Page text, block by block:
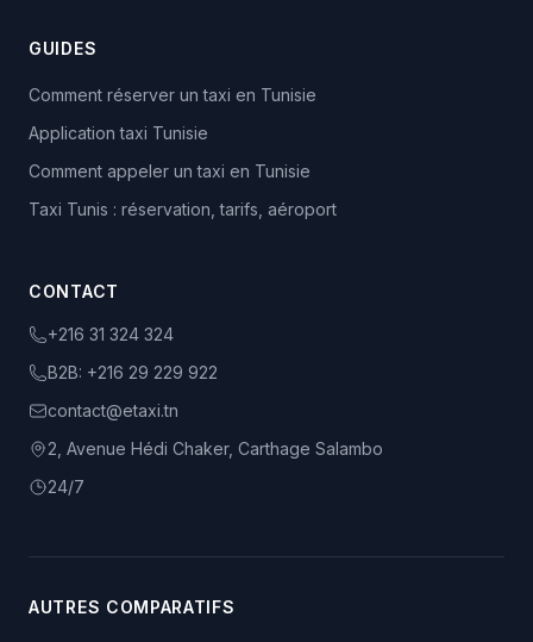
GUIDES
Comment réserver un taxi en Tunisie
Application taxi Tunisie
Comment appeler un taxi en Tunisie
Taxi Tunis : réservation, tarifs, aéroport
CONTACT
+216 31 324 324
B2B: +216 29 229 922
contact@etaxi.tn
2, Avenue Hédi Chaker, Carthage Salambo
24/7
AUTRES COMPARATIFS